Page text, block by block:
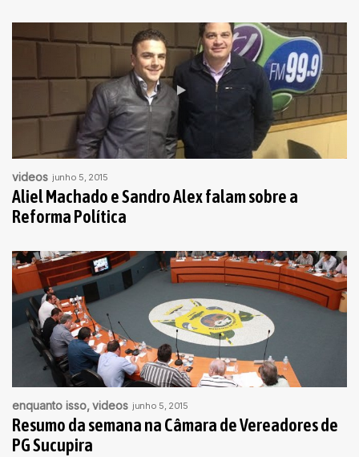
videos junho 5, 2015
Aliel Machado e Sandro Alex falam sobre a
Reforma Política
enquanto isso videos junho 5, 2015
Resumo da semana na Câmara de Vereadores de
PG Sucupira